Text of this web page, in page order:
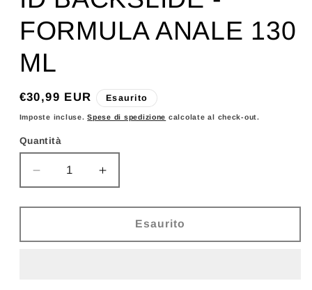
FORMULA ANALE 130
ML
Prezzo
di
€30,99 EUR Esaurito
Imposte incluse.Spese di spedizione calcolate al check-out.
Quantità
Diminuisci
quantità
per
BACKSLIDE
Aumenta
quantità
per
BACKSLIDE
Esaurito